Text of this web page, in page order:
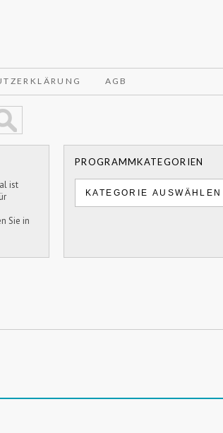
AGB
ist
Sie in
PROGRAMMKATEGORIEN